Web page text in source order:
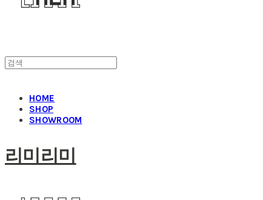
HOME
SHOP
SHOWROOM
리미리미